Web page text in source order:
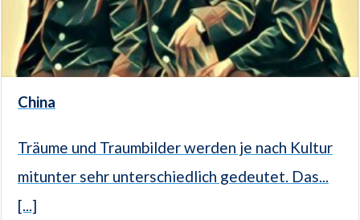
China
Träume und Traumbilder werden je nach Kultur
mitunter sehr unterschiedlich gedeutet. Das...
[...]